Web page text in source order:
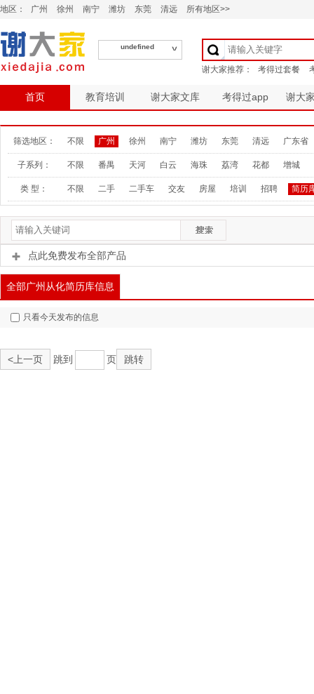
地区： 广州 徐州 南宁 潍坊 东莞 清远 所有地区>>
undefined
首页 教育培训 谢大家文库 考得过app 谢大
筛选地区： 不限 广州 徐州 南宁 潍坊 东莞 清远 广东省
子系列： 不限 番禺 天河 白云 海珠 荔湾 花都 增城
类 型： 不限 二手 二手车 交友 房屋 培训 招聘 简历
点此免费发布全部产品
全部广州从化简历库信息
只看今天发布的信息
<上一页 跳到 页 跳转